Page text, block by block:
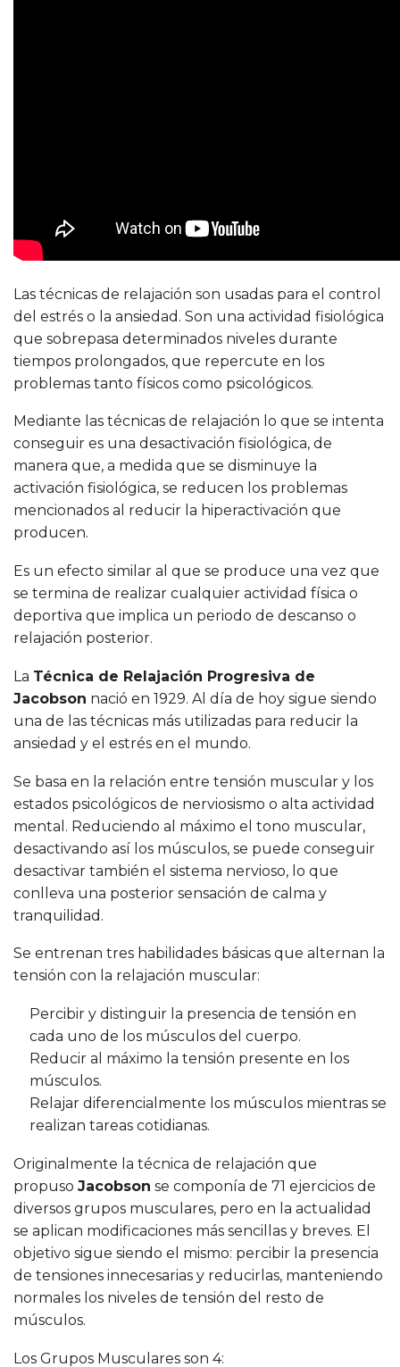
Las técnicas de relajación son usadas para el control
del estrés o la ansiedad. Son una actividad fisiológica
que sobrepasa determinados niveles durante
tiempos prolongados, que repercute en los
problemas tanto físicos como psicológicos.
Mediante las técnicas de relajación lo que se intenta
conseguir es una desactivación fisiológica, de
manera que, a medida que se disminuye la
activación fisiológica, se reducen los problemas
mencionados al reducir la hiperactivación que
producen.
Es un efecto similar al que se produce una vez que
se termina de realizar cualquier actividad física o
deportiva que implica un periodo de descanso o
relajación posterior.
La Técnica de Relajación Progresiva de
Jacobson nació en 1929. Al día de hoy sigue siendo
una de las técnicas más utilizadas para reducir la
ansiedad y el estrés en el mundo.
Se basa en la relación entre tensión muscular y los
estados psicológicos de nerviosismo o alta actividad
mental. Reduciendo al máximo el tono muscular,
desactivando así los músculos, se puede conseguir
desactivar también el sistema nervioso, lo que
conlleva una posterior sensación de calma y
tranquilidad.
Se entrenan tres habilidades básicas que alternan la
tensión con la relajación muscular:
Percibir y distinguir la presencia de tensión en
cada uno de los músculos del cuerpo.
Reducir al máximo la tensión presente en los
músculos.
Relajar diferencialmente los músculos mientras se
realizan tareas cotidianas.
Originalmente la técnica de relajación que
propuso Jacobson se componía de 71 ejercicios de
diversos grupos musculares, pero en la actualidad
se aplican modificaciones más sencillas y breves. El
objetivo sigue siendo el mismo: percibir la presencia
de tensiones innecesarias y reducirlas, manteniendo
normales los niveles de tensión del resto de
músculos.
Los Grupos Musculares son 4: